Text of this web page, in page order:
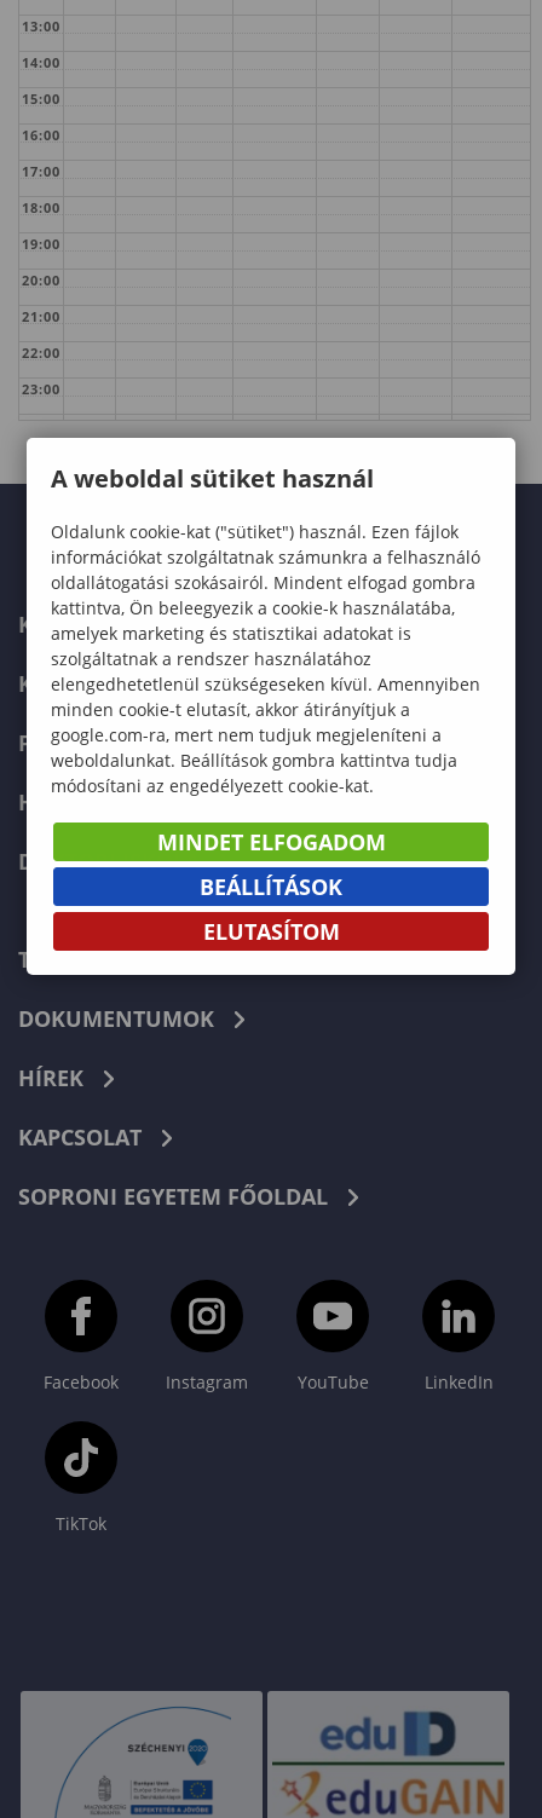
13:00
14:00
15:00
16:00
17:00
18:00
19:00
20:00
21:00
22:00
23:00
KARUNK
KÉPZÉSEK
FELVÉTELIZŐKNEK
HALLGATÓKNAK
DOKTORI ISKOLA
TELEFONKÖNYV
DOKUMENTUMOK
HÍREK
KAPCSOLAT
SOPRONI EGYETEM FŐOLDAL
Facebook Instagram YouTube LinkedIn
TikTok
A weboldal sütiket használ
Oldalunk cookie-kat ("sütiket") használ. Ezen fájlok
információkat szolgáltatnak számunkra a felhasználó
oldallátogatási szokásairól. Mindent elfogad gombra
kattintva, Ön beleegyezik a cookie-k használatába,
amelyek marketing és statisztikai adatokat is
szolgáltatnak a rendszer használatához
elengedhetetlenül szükségeseken kívül. Amennyiben
minden cookie-t elutasít, akkor átirányítjuk a
google.com-ra, mert nem tudjuk megjeleníteni a
weboldalunkat. Beállítások gombra kattintva tudja
módosítani az engedélyezett cookie-kat.
MINDET ELFOGADOM
BEÁLLÍTÁSOK
ELUTASÍTOM